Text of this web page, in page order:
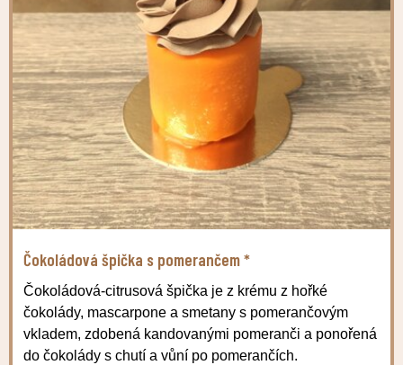
Čokoládová špička s pomerančem *
Čokoládová-citrusová špička je z krému z hořké
čokolády, mascarpone a smetany s pomerančovým
vkladem, zdobená kandovanými pomeranči a ponořená
do čokolády s chutí a vůní po pomerančích.